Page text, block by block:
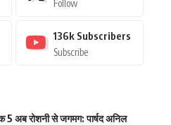
Follow
136k Subscribers
Subscribe
5 अब रोशनी से जगमग: पार्षद अनिल